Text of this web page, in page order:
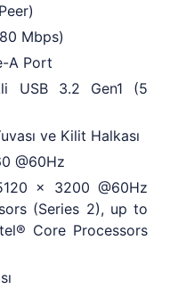
Mbps)
A Port
USB 3.2 Gen1 (5
ve Kilit Halkası
@60Hz
x 3200 @60Hz
(Series 2), up to
Core Processors